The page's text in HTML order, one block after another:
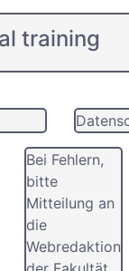
training
Bei Fehlern,
bitte
Mitteilung an
die
Webredaktion